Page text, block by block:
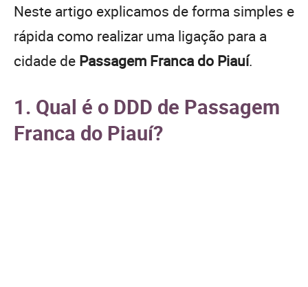
Neste artigo explicamos de forma simples e
rápida como realizar uma ligação para a
cidade de Passagem Franca do Piauí.
1. Qual é o DDD de Passagem
Franca do Piauí?